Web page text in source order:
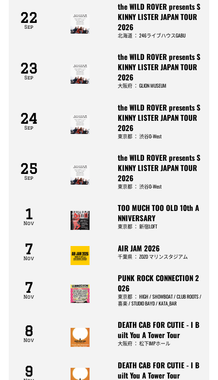
22
Sep
the WILD ROVER presents S
KINNY LISTER JAPAN TOUR
2026
北海道 ：246ライブハウスGABU
23
Sep
the WILD ROVER presents S
KINNY LISTER JAPAN TOUR
2026
大阪府 ：GLION MUSEUM
24
Sep
the WILD ROVER presents S
KINNY LISTER JAPAN TOUR
2026
東京都 ：渋谷O-West
25
Sep
the WILD ROVER presents S
KINNY LISTER JAPAN TOUR
2026
東京都 ：渋谷O-West
1
Nov
TOO MUCH TOO OLD 10th A
NNIVERSARY
東京都 ：新宿LOFT
7
Nov
AIR JAM 2026
千葉県 ：ZOZO マリンスタジアム
7
Nov
PUNK ROCK CONNECTION 2
026
東京都 ：HIGH / SHOWBOAT / CLUB ROOTS /
喜楽 / STUDIO BAYD / KATA_BAR
8
Nov
DEATH CAB FOR CUTIE - I B
uilt You A Tower Tour
大阪府 ：松下IMPホール
9
DEATH CAB FOR CUTIE - I B
uilt You A Tower Tour